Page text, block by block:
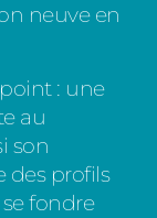
neuve en
: une
au
son
des profils
fondre